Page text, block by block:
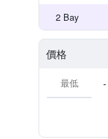
2 Bay
價格
-